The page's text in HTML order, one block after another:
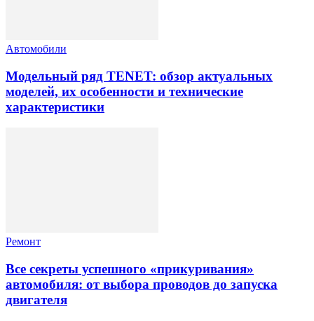
Автомобили
Модельный ряд TENET: обзор актуальных
моделей, их особенности и технические
характеристики
Ремонт
Все секреты успешного «прикуривания»
автомобиля: от выбора проводов до запуска
двигателя